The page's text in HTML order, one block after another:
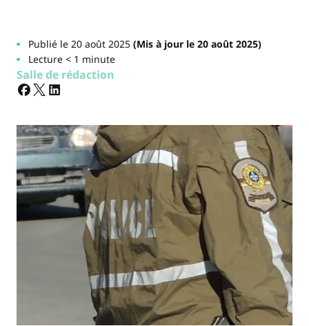
Publié le 20 août 2025(Mis à jour le 20 août 2025)
Lecture < 1 minute
Salle de rédaction